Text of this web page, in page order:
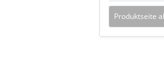
Produktseite